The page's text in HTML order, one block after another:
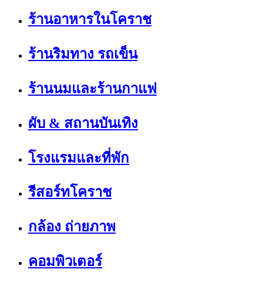
ร้านอาหารในโคราช
ร้านริมทาง รถเข็น
ร้านนมและร้านกาแฟ
ผับ & สถานบันเทิง
โรงแรมและที่พัก
รีสอร์ทโคราช
กล้อง ถ่ายภาพ
คอมพิวเตอร์